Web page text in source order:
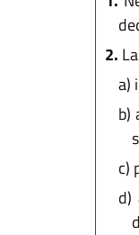
2.
a)
b)
c)
d)